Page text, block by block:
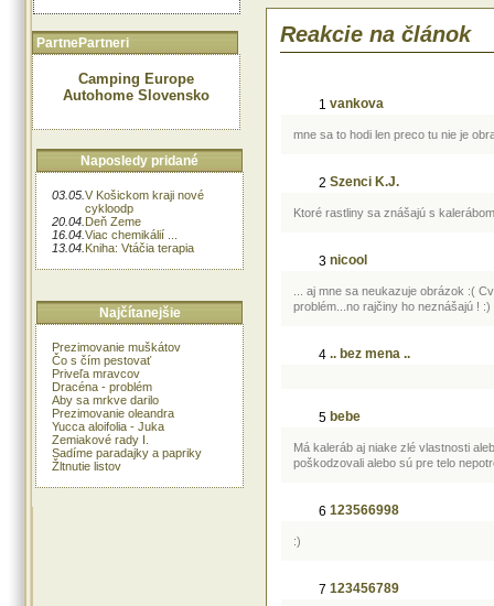
PartnePartneri
Camping Europe
Autohome Slovensko
Naposledy pridané
03.05. V Košickom kraji nové
cykloodp
20.04. Deň Zeme
16.04. Viac chemikálií ...
13.04. Kniha: Vtáčia terapia
Najčítanejšie
Prezimovanie muškátov
Čo s čím pestovať
Priveľa mravcov
Dracéna - problém
Aby sa mrkve darilo
Prezimovanie oleandra
Yucca aloifolia - Juka
Zemiakové rady I.
Sadíme paradajky a papriky
Žltnutie listov
spevňuje pokožku a vlasy
predchádzať infekciám
zabezpečuje mentálnu sviežosť
koncentráciu
podporuje bunkový
stimuluje okysličenie a
posilňuje srdce
zlepšuje náladu, pomáha
má odvodňujúce účinky
Týždňová kalerábová kúra má
účinky na náš metabolizmus.
kalerábu je, že ho vždy
prívarok, v zeleninovej polievke,
Reakcie na článok
1 vankova
mne sa to hodi len preco tu nie je
2 Szenci K.J.
Ktoré rastliny sa znášajú s
3 nicool
... aj mne sa neukazuje obrázok :(
problém...no rajčiny ho neznášajú ! :)
4 .. bez mena ..
5 bebe
Má kaleráb aj niake zlé vlastnosti
poškodzovali alebo sú pre telo
6 123566998
:)
7 123456789